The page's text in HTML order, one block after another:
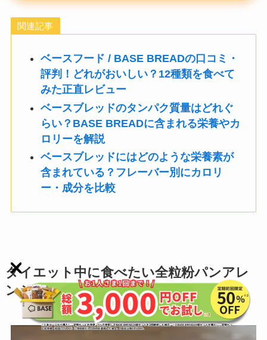
関連記事
ベースフード / BASE BREADの口コミ・
評判！どれがおいしい？12種類を食べて
みた正直レビュー
ベースブレッドのタンパク質量はどれぐ
らい？BASE BREADに含まれる栄養やカ
ロリーを解説
ベースブレッドにはどのような栄養素が
含まれている？フレーバー別にカロリ
ー・成分を比較
ダイエット中に食べたい全粒粉パンアレ
ンジレシピ